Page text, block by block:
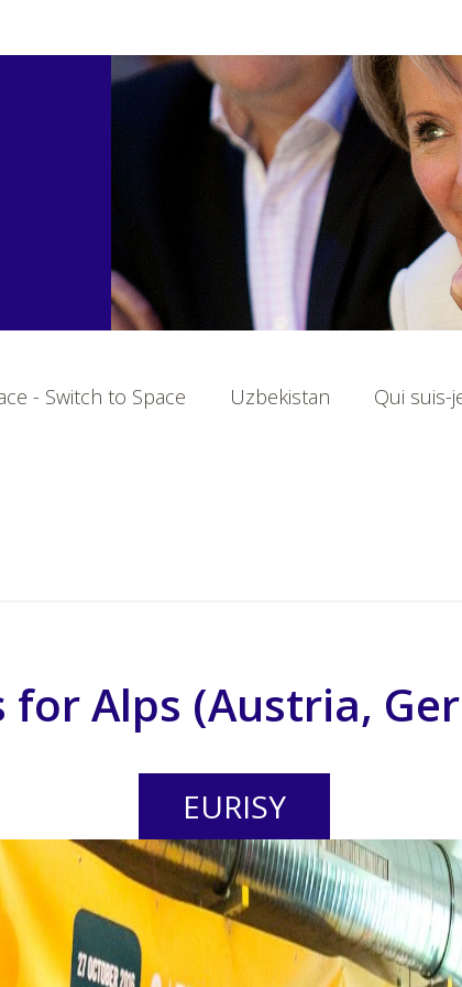
- Switch to Space Uzbekistan Qui suis-
for Alps (Austria,
EURISY